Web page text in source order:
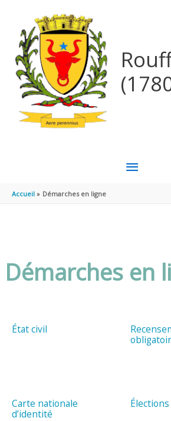
MENU
Accueil Démarches en ligne
Démarches en
État civil
Carte nationale
d’identité
Élections